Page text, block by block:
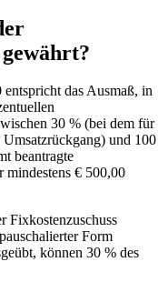
das Ausmaß, in
30 % (bei dem für
und 100
beantragte
mindestens € 500,00
Fixkostenzuschuss
Form
können 30 % des